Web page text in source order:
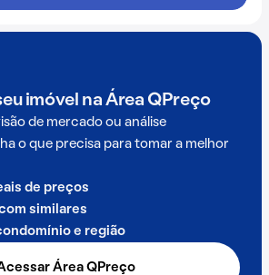
imóvel na Área QPreço
de mercado ou análise
o que precisa para tomar a melhor
de preços
similares
e região
Área QPreço